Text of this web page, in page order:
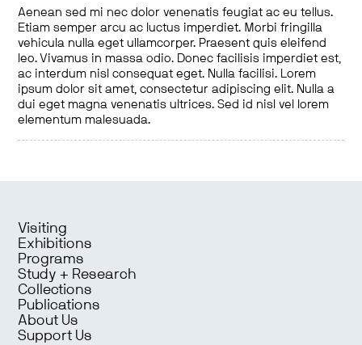
Aenean sed mi nec dolor venenatis feugiat ac eu tellus.
Etiam semper arcu ac luctus imperdiet. Morbi fringilla
vehicula nulla eget ullamcorper. Praesent quis eleifend
leo. Vivamus in massa odio. Donec facilisis imperdiet est,
ac interdum nisl consequat eget. Nulla facilisi. Lorem
ipsum dolor sit amet, consectetur adipiscing elit. Nulla a
dui eget magna venenatis ultrices. Sed id nisl vel lorem
elementum malesuada.
Visiting
Exhibitions
Programs
Study + Research
Collections
Publications
About Us
Support Us